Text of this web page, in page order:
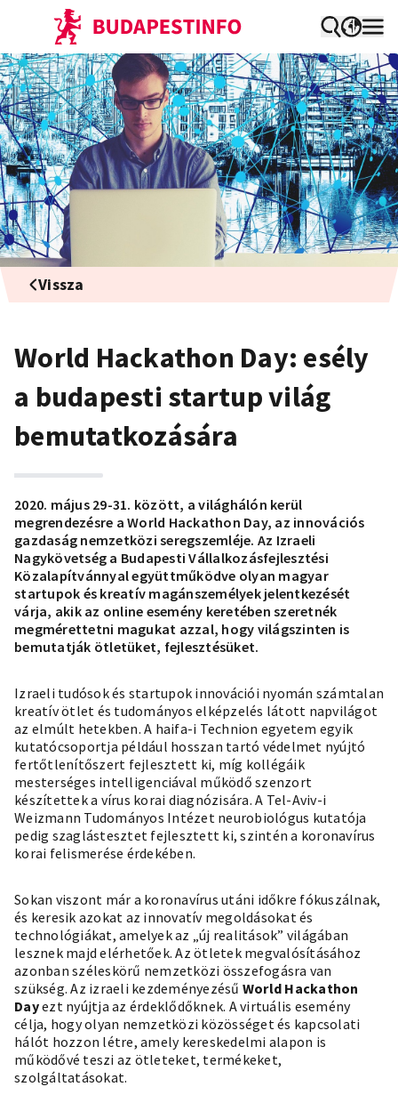
Vissza
World Hackathon Day: esély
a budapesti startup világ
bemutatkozására
2020. május 29-31. között, a világhálón kerül
megrendezésre a World Hackathon Day, az innovációs
gazdaság nemzetközi seregszemléje. Az Izraeli
Nagykövetség a Budapesti Vállalkozásfejlesztési
Közalapítvánnyal együttműködve olyan magyar
startupok és kreatív magánszemélyek jelentkezését
várja, akik az online esemény keretében szeretnék
megmérettetni magukat azzal, hogy világszinten is
bemutatják ötletüket, fejlesztésüket.
Izraeli tudósok és startupok innovációi nyomán számtalan
kreatív ötlet és tudományos elképzelés látott napvilágot
az elmúlt hetekben. A haifa-i Technion egyetem egyik
kutatócsoportja például hosszan tartó védelmet nyújtó
fertőtlenítőszert fejlesztett ki, míg kollégáik
mesterséges intelligenciával működő szenzort
készítettek a vírus korai diagnózisára. A Tel-Aviv-i
Weizmann Tudományos Intézet neurobiológus kutatója
pedig szaglástesztet fejlesztett ki, szintén a koronavírus
korai felismerése érdekében.
Sokan viszont már a koronavírus utáni időkre fókuszálnak,
és keresik azokat az innovatív megoldásokat és
technológiákat, amelyek az „új realitások” világában
lesznek majd elérhetőek. Az ötletek megvalósításához
azonban széleskörű nemzetközi összefogásra van
szükség. Az izraeli kezdeményezésű World Hackathon
Dayezt nyújtja az érdeklődőknek. A virtuális esemény
célja, hogy olyan nemzetközi közösséget és kapcsolati
hálót hozzon létre, amely kereskedelmi alapon is
működővé teszi az ötleteket, termékeket,
szolgáltatásokat.